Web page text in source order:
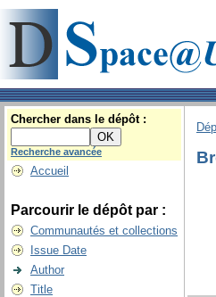
Chercher dans le dépôt :
Recherche avancée
Accueil
Parcourir le dépôt par :
Communautés et collections
Issue Date
Author
Title